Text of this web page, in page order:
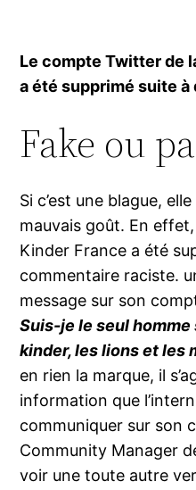
Le compte Twitter de
a été supprimé suite
Fake ou
Si c’est une blague,
mauvais goût. En
Kinder France a été
commentaire raciste.
message sur son
Suis-je le seul
kinder, les lions et les
en rien la marque, il
information que
communiquer sur son
Community Manager
voir une toute autre